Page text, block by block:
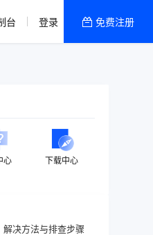
台 登录 免费注册
心 下载中心
决方法与排查步骤